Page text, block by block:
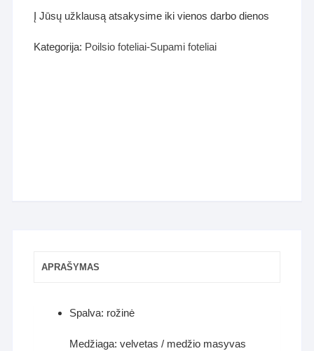
Į Jūsų užklausą atsakysime iki vienos darbo dienos
Kategorija: Poilsio foteliai-Supami foteliai
APRAŠYMAS
Spalva: rožinė
Medžiaga: velvetas / medžio masyvas